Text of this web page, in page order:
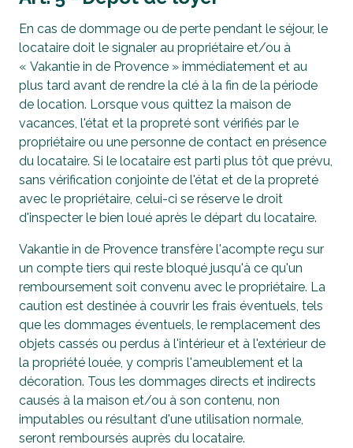
En cas de dommage ou de perte pendant le séjour, le
locataire doit le signaler au propriétaire et/ou à
« Vakantie in de Provence » immédiatement et au
plus tard avant de rendre la clé à la fin de la période
de location. Lorsque vous quittez la maison de
vacances, l'état et la propreté sont vérifiés par le
propriétaire ou une personne de contact en présence
du locataire. Si le locataire est parti plus tôt que prévu,
sans vérification conjointe de l'état et de la propreté
avec le propriétaire, celui-ci se réserve le droit
d'inspecter le bien loué après le départ du locataire.
Vakantie in de Provence transfère l'acompte reçu sur
un compte tiers qui reste bloqué jusqu'à ce qu'un
remboursement soit convenu avec le propriétaire. La
caution est destinée à couvrir les frais éventuels, tels
que les dommages éventuels, le remplacement des
objets cassés ou perdus à l'intérieur et à l'extérieur de
la propriété louée, y compris l'ameublement et la
décoration. Tous les dommages directs et indirects
causés à la maison et/ou à son contenu, non
imputables ou résultant d'une utilisation normale,
seront remboursés auprès du locataire.